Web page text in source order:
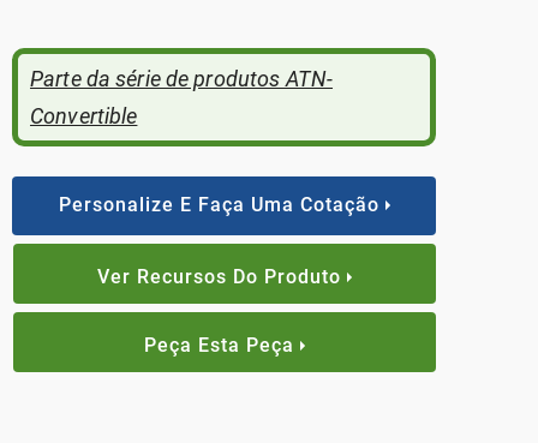
Parte da série de produtos ATN-
Convertible
Personalize E Faça Uma Cotação
Ver Recursos Do Produto
Peça Esta Peça